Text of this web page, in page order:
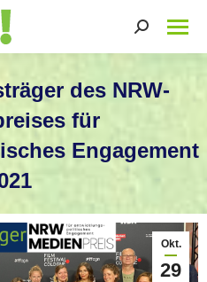
Search:
des NRW-
für
Engagement
Okt.
29